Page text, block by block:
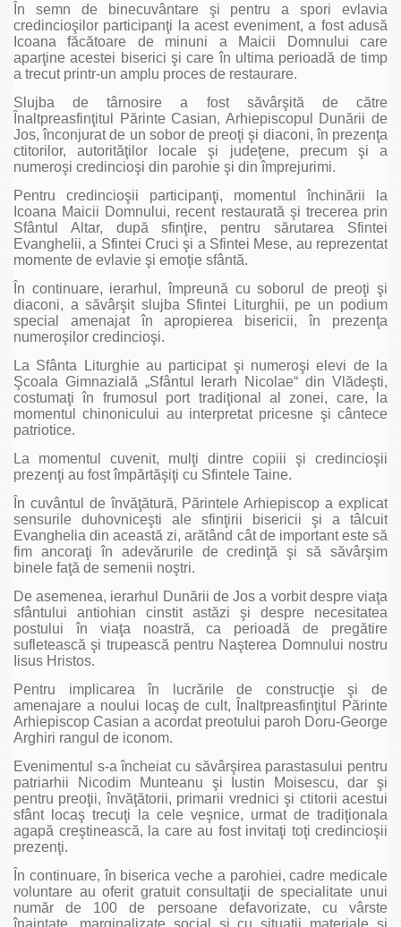
În semn de binecuvântare şi pentru a spori evlavia
credincioşilor participanţi la acest eveniment, a fost adusă
Icoana făcătoare de minuni a Maicii Domnului care
aparţine acestei biserici şi care în ultima perioadă de timp
a trecut printr-un amplu proces de restaurare.
Slujba de târnosire a fost săvârşită de către
Înaltpreasfinţitul Părinte Casian, Arhiepiscopul Dunării de
Jos, înconjurat de un sobor de preoţi şi diaconi, în prezenţa
ctitorilor, autorităţilor locale şi judeţene, precum şi a
numeroşi credincioşi din parohie şi din împrejurimi.
Pentru credincioşii participanţi, momentul închinării la
Icoana Maicii Domnului, recent restaurată şi trecerea prin
Sfântul Altar, după sfinţire, pentru sărutarea Sfintei
Evanghelii, a Sfintei Cruci şi a Sfintei Mese, au reprezentat
momente de evlavie şi emoţie sfântă.
În continuare, ierarhul, împreună cu soborul de preoţi şi
diaconi, a săvârşit slujba Sfintei Liturghii, pe un podium
special amenajat în apropierea bisericii, în prezenţa
numeroşilor credincioşi.
La Sfânta Liturghie au participat şi numeroşi elevi de la
Şcoala Gimnazială „Sfântul Ierarh Nicolae“ din Vlădeşti,
costumaţi în frumosul port tradiţional al zonei, care, la
momentul chinonicului au interpretat pricesne şi cântece
patriotice.
La momentul cuvenit, mulţi dintre copiii şi credincioşii
prezenţi au fost împărtăşiţi cu Sfintele Taine.
În cuvântul de învăţătură, Părintele Arhiepiscop a explicat
sensurile duhovniceşti ale sfinţirii bisericii şi a tâlcuit
Evanghelia din această zi, arătând cât de important este să
fim ancoraţi în adevărurile de credinţă şi să săvârşim
binele faţă de semenii noştri.
De asemenea, ierarhul Dunării de Jos a vorbit despre viaţa
sfântului antiohian cinstit astăzi şi despre necesitatea
postului în viaţa noastră, ca perioadă de pregătire
sufletească şi trupească pentru Naşterea Domnului nostru
Iisus Hristos.
Pentru implicarea în lucrările de construcţie şi de
amenajare a noului locaş de cult, Înaltpreasfinţitul Părinte
Arhiepiscop Casian a acordat preotului paroh Doru-George
Arghiri rangul de iconom.
Evenimentul s-a încheiat cu săvârşirea parastasului pentru
patriarhii Nicodim Munteanu şi Iustin Moisescu, dar şi
pentru preoţii, învăţătorii, primarii vrednici şi ctitorii acestui
sfânt locaş trecuţi la cele veşnice, urmat de tradiţionala
agapă creştinească, la care au fost invitaţi toţi credincioşii
prezenţi.
În continuare, în biserica veche a parohiei, cadre medicale
voluntare au oferit gratuit consultaţii de specialitate unui
număr de 100 de persoane defavorizate, cu vârste
înaintate, marginalizate social şi cu situaţii materiale şi